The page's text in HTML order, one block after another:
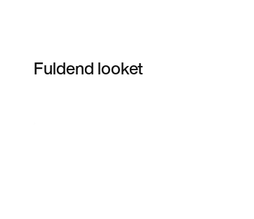
Fuldend looket